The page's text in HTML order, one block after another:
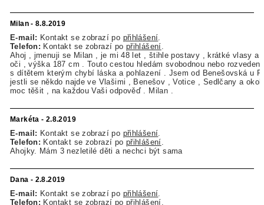
Milan - 8.8.2019
E-mail: Kontakt se zobrazí po přihlášení
Telefon: Kontakt se zobrazí po přihlášení
Ahoj , jmenuji se Milan , je mi 48 let , štihle postavy , krátké vlasy a
oči , výška 187 cm . Touto cestou hledám svobodnou nebo
s dítětem kterým chybí láska a pohlazení . Jsem od Benešovská u
jestli se někdo najde ve Vlašimi , Benešov , Votice , Sedlčany a
moc těšit , na každou Vaši odpověď . Milan .
Markéta - 2.8.2019
E-mail: Kontakt se zobrazí po přihlášení
Telefon: Kontakt se zobrazí po přihlášení
Ahojky. Mám 3 nezletilé děti a nechci být sama
Dana - 2.8.2019
E-mail: Kontakt se zobrazí po přihlášení
Telefon: Kontakt se zobrazí po přihlášení